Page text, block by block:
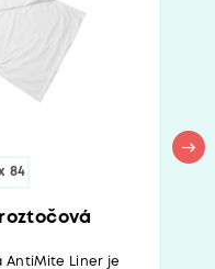
84
AntiMite Liner je